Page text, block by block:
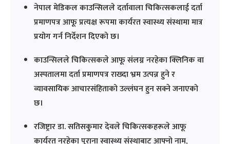
नेपाल मेडिकल काउन्सिलले दर्तावाला चिकित्सकलाई दर्ता
प्रमाणपत्र आफू प्रत्यक्ष रूपमा कार्यरत स्वास्थ्य संस्थामा मात्र
प्रयोग गर्न निर्देशन दिएको छ।
काउन्सिलले चिकित्सकले आफू संलग्न नरहेका क्लिनिक वा
अस्पतालमा दर्ता प्रमाणपत्र राख्दा भ्रम उत्पन्न हुने र
व्यावसायिक आचारसंहिताको उल्लंघन हुन सक्ने जनाएको
छ।
रजिष्ट्रार डा. सतिसकुमार देवले चिकित्सकहरूले आफू
कार्यरत नरहेका पुराना स्वास्थ्य संस्थाबाट आफ्नो नाम,